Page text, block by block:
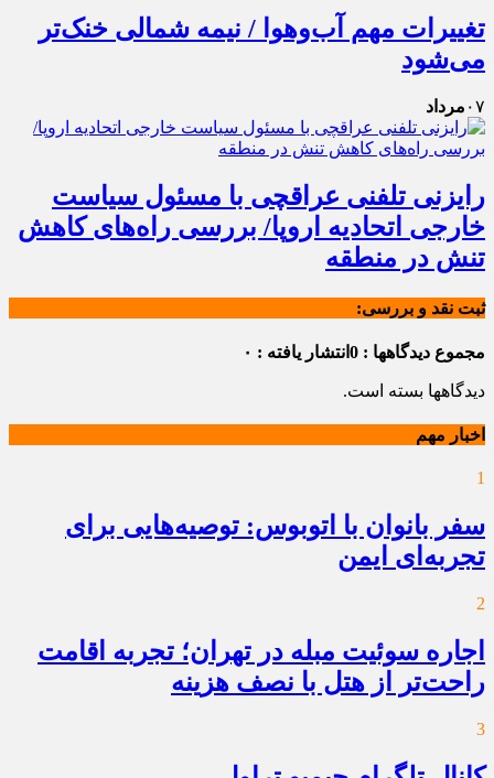
تغییرات مهم آب‌وهوا / نیمه شمالی خنک‌تر
می‌شود
۰۷ مرداد
رایزنی تلفنی عراقچی با مسئول سیاست
خارجی اتحادیه اروپا/ بررسی راه‌های کاهش
تنش در منطقه
ثبت نقد و بررسی:
مجموع دیدگاهها : 0 انتشار یافته : ۰
دیدگاهها بسته است.
اخبار مهم
1
سفر بانوان با اتوبوس: توصیه‌هایی برای
تجربه‌ای ایمن
2
اجاره سوئیت مبله در تهران؛ تجربه اقامت
راحت‌تر از هتل با نصف هزینه
3